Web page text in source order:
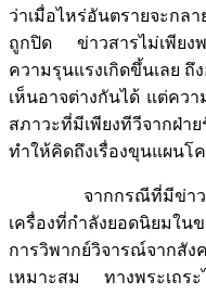
ว่าเมื่อไหร่อันตรายจะกล
ถูกปิด ข่าวสารไม่เพียง
ความรุนแรงเกิดขึ้นเลย ถึ
เห็นอาจต่างกันได้ แต่คว
สภาวะที่มีเพียงทีวีจากฝ่
ทำให้คิดถึงเรื่องขุนแผนโ
จากกรณีที่มีข่าวโด่ง
เครื่องที่กำลังยอดนิยมใ
การวิพากย์วิจารณ์จากสัง
เหมาะสม ทางพระเถระ